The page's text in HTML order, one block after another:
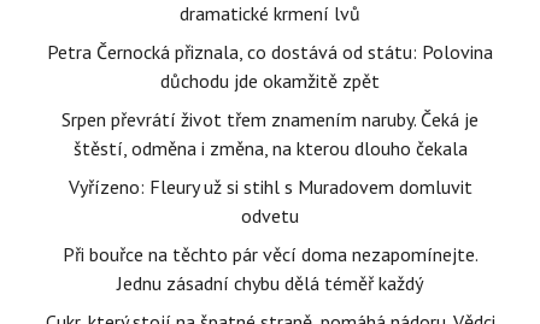
dramatické krmení lvů
Petra Černocká přiznala, co dostává od státu: Polovina
důchodu jde okamžitě zpět
Srpen převrátí život třem znamením naruby. Čeká je
štěstí, odměna i změna, na kterou dlouho čekala
Vyřízeno: Fleury už si stihl s Muradovem domluvit
odvetu
Při bouřce na těchto pár věcí doma nezapomínejte.
Jednu zásadní chybu dělá téměř každý